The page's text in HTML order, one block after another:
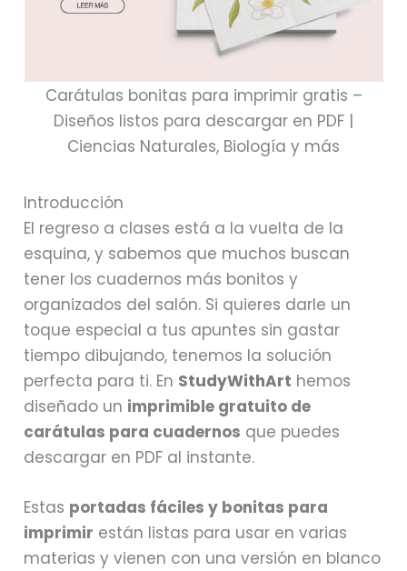
Carátulas bonitas para imprimir gratis –
Diseños listos para descargar en PDF |
Ciencias Naturales, Biología y más
Introducción
El regreso a clases está a la vuelta de la
esquina, y sabemos que muchos buscan
tener los cuadernos más bonitos y
organizados del salón. Si quieres darle un
toque especial a tus apuntes sin gastar
tiempo dibujando, tenemos la solución
perfecta para ti. En StudyWithArt hemos
diseñado un imprimible gratuito de
carátulas para cuadernos que puedes
descargar en PDF al instante.
Estas portadas fáciles y bonitas para
imprimir están listas para usar en varias
materias y vienen con una versión en blanco